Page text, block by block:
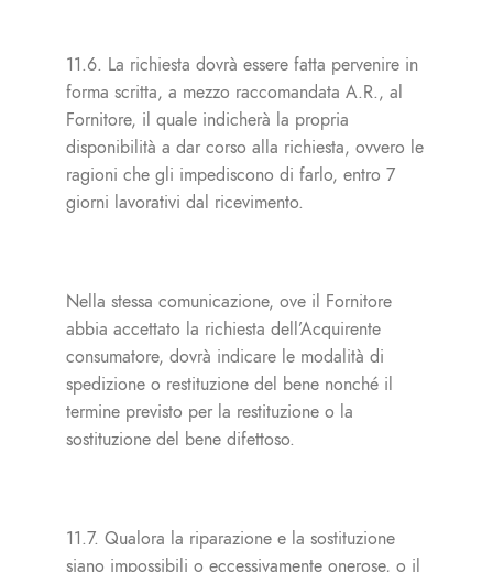
11.6. La richiesta dovrà essere fatta pervenire in
forma scritta, a mezzo raccomandata A.R., al
Fornitore, il quale indicherà la propria
disponibilità a dar corso alla richiesta, ovvero le
ragioni che gli impediscono di farlo, entro 7
giorni lavorativi dal ricevimento.
Nella stessa comunicazione, ove il Fornitore
abbia accettato la richiesta dell’Acquirente
consumatore, dovrà indicare le modalità di
spedizione o restituzione del bene nonché il
termine previsto per la restituzione o la
sostituzione del bene difettoso.
11.7. Qualora la riparazione e la sostituzione
siano impossibili o eccessivamente onerose, o il